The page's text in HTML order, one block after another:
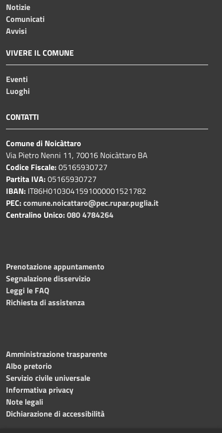
Notizie
Comunicati
Avvisi
VIVERE IL COMUNE
Eventi
Luoghi
CONTATTI
Comune di Noicàttaro
Via Pietro Nenni 11, 70016 Noicàttaro BA
Codice Fiscale:05165930727
Partita IVA:05165930727
IBAN: IT86H0103041591000001521782
PEC:comune.noicattaro@pec.rupar.puglia.it
Centralino Unico:080 4784264
Prenotazione appuntamento
Segnalazione disservizio
Leggi le FAQ
Richiesta di assistenza
Amministrazione trasparente
Albo pretorio
Servizio civile universale
Informativa privacy
Note legali
Dichiarazione di accessibilità